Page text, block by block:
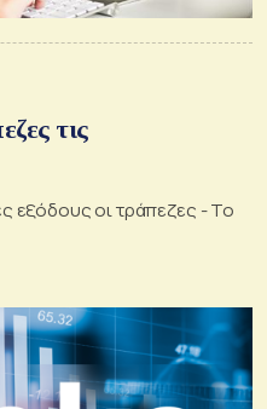
τις
εξόδους οι τράπεζες - Το